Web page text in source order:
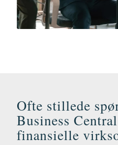
Ofte stillede
Business
finansielle